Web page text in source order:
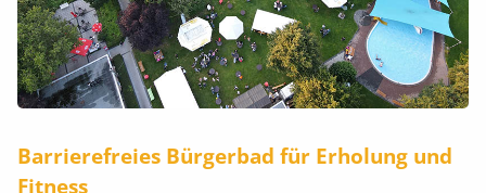
Barrierefreies Bürgerbad für Erholung und
Fitness